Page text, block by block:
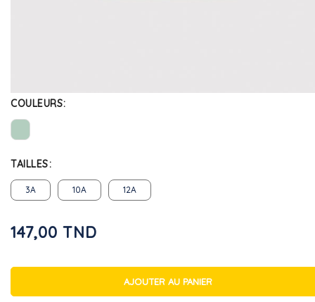
COULEURS
TAILLES
3A 10A 12A
147,00 TND
AJOUTER AU PANIER